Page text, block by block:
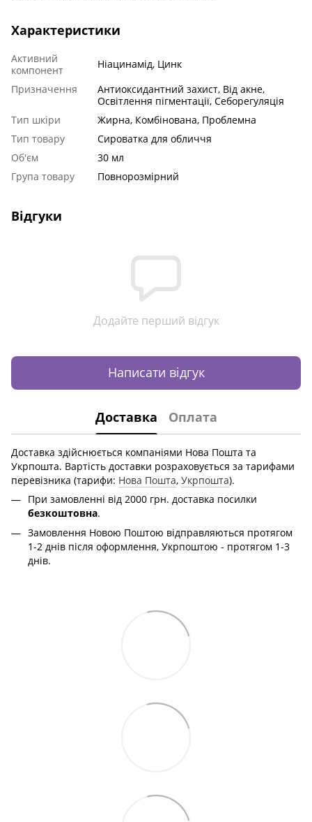
Характеристики
Активний
компонент
Ніацинамід, Цинк
Призначення
Антиоксидантний захист, Від акне,
Освітлення пігментації, Себорегуляція
Тип шкіри
Жирна, Комбінована, Проблемна
Тип товару
Сироватка для обличчя
Об'єм
30 мл
Група товару
Повнорозмірний
Відгуки
Додайте перший відгук
Написати відгук
Доставка Оплата
Доставка здійснюється компаніями Нова Пошта та
Укрпошта. Вартість доставки розраховується за тарифами
перевізника (тарифи: Нова Пошта, Укрпошта).
При замовленні від 2000 грн. доставка посилки
безкоштовна.
Замовлення Новою Поштою відправляються протягом
1-2 днів після оформлення, Укрпоштою - протягом 1-3
днів.